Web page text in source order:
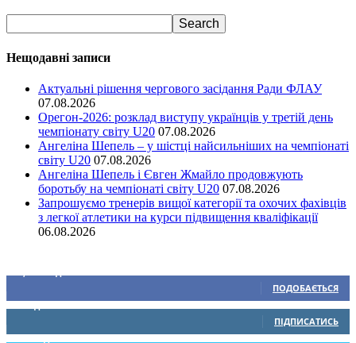
Нещодавні записи
Актуальні рішення чергового засідання Ради ФЛАУ
07.08.2026
Орегон-2026: розклад виступу українців у третій день
чемпіонату світу U20 07.08.2026
Ангеліна Шепель – у шістці найсильніших на чемпіонаті
світу U20 07.08.2026
Ангеліна Шепель і Євген Жмайло продовжують
боротьбу на чемпіонаті світу U20 07.08.2026
Запрошуємо тренерів вищої категорії та охочих фахівців
з легкої атлетики на курси підвищення кваліфікації
06.08.2026
ПОДОБАЄТЬСЯ
0 Підписників
ПІДПИСАТИСЬ
234 Підписників